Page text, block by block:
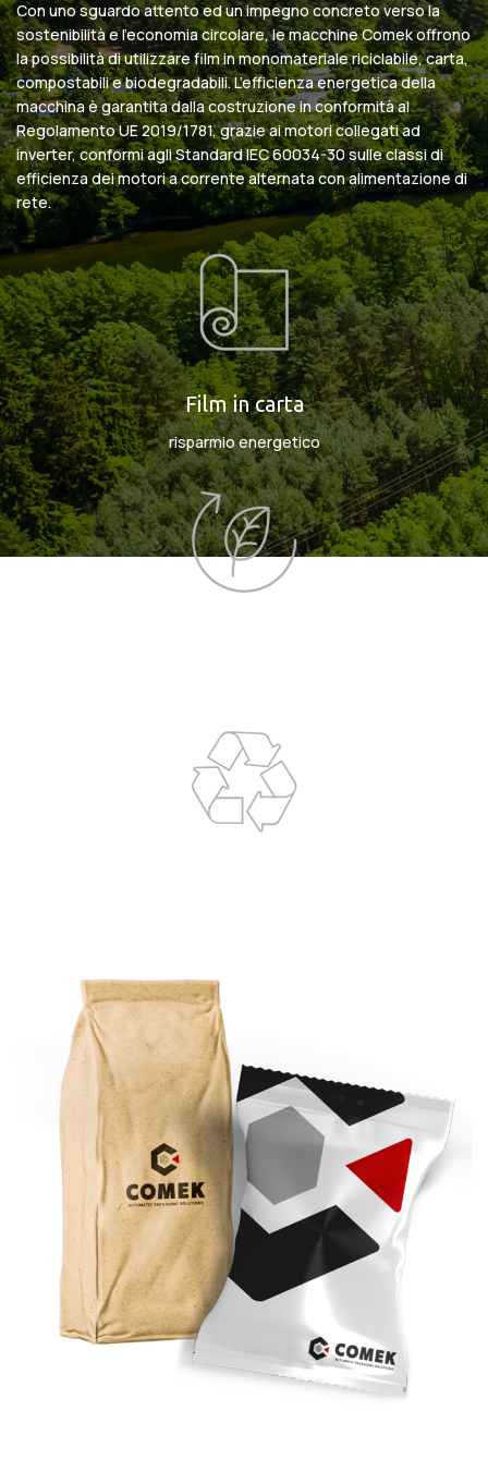
Con uno sguardo attento ed un impegno concreto verso la
sostenibilità e l’economia circolare, le macchine Comek offrono
la possibilità di utilizzare film in monomateriale riciclabile, carta,
compostabili e biodegradabili. L’efficienza energetica della
macchina è garantita dalla costruzione in conformità al
Regolamento UE 2019/1781, grazie ai motori collegati ad
inverter, conformi agli Standard IEC 60034-30 sulle classi di
efficienza dei motori a corrente alternata con alimentazione di
rete.
Film in carta
risparmio energetico